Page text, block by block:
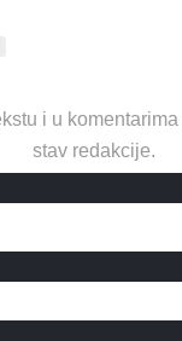
i u
stav redakcije.